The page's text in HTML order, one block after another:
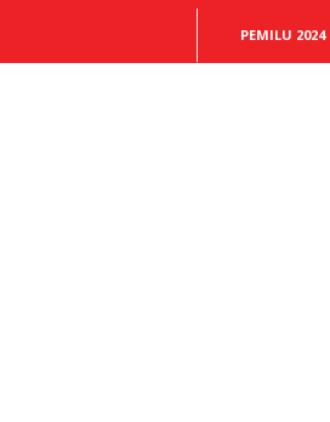
PEMILU 2024